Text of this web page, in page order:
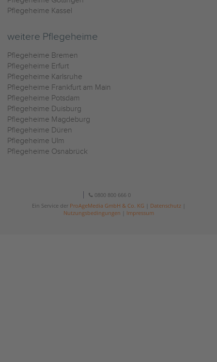
Pflegeheime Kassel
weitere Pflegeheime
Pflegeheime Bremen
Pflegeheime Erfurt
Pflegeheime Karlsruhe
Pflegeheime Frankfurt am Main
Pflegeheime Potsdam
Pflegeheime Duisburg
Pflegeheime Magdeburg
Pflegeheime Düren
Pflegeheime Ulm
Pflegeheime Osnabrück
0800 800 666 0
Ein Service der ProAgeMedia GmbH & Co. KG Datenschutz|
Nutzungsbedingungen
Impressum